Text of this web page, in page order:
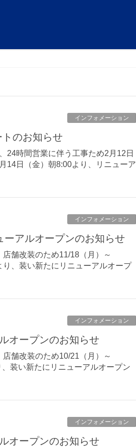
インフォメーション
トのお知らせ
24時間営業に伴う工事ため2月12日
14日（金）朝8:00より、リニューア
インフォメーション
ーアルオープンのお知らせ
舗改装のため11/18（月）～
、装い新たにリニューアルオープ
インフォメーション
ルオープンのお知らせ
舗改装のため10/21（月）～
装い新たにリニューアルオープン
インフォメーション
ルオープンのお知らせ